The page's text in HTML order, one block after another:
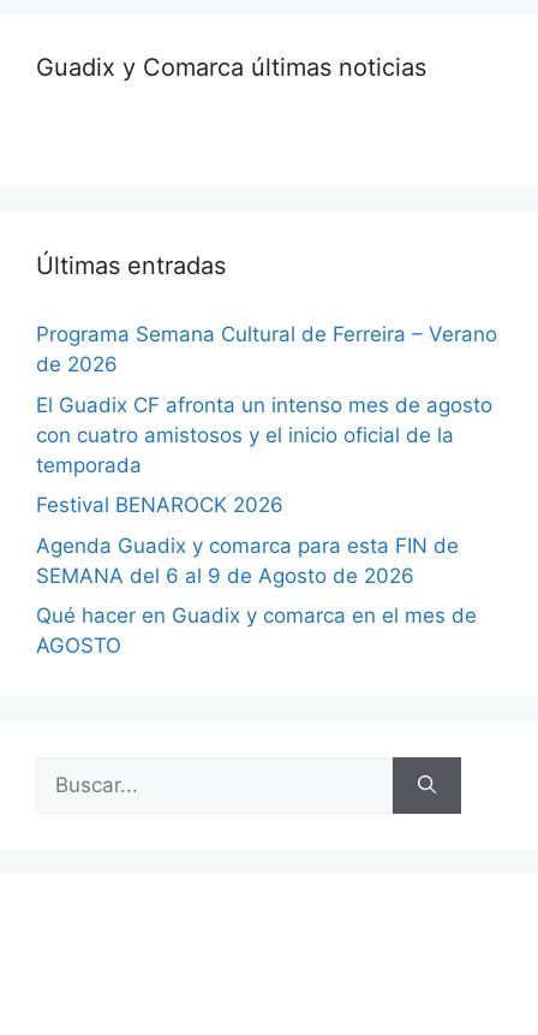
Guadix y Comarca últimas noticias
Últimas entradas
Programa Semana Cultural de Ferreira – Verano
de 2026
El Guadix CF afronta un intenso mes de agosto
con cuatro amistosos y el inicio oficial de la
temporada
Festival BENAROCK 2026
Agenda Guadix y comarca para esta FIN de
SEMANA del 6 al 9 de Agosto de 2026
Qué hacer en Guadix y comarca en el mes de
AGOSTO
Buscar: